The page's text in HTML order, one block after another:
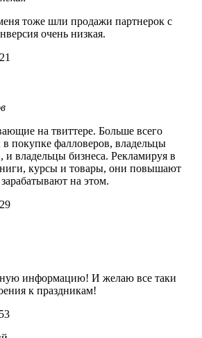
тоже шли продажи партнерок с
очень низкая.
на твиттере. Больше всего
в покупке фалловеров, владельцы
и владельцы бизнеса. Рекламируя в
курсы и товары, они повышают
на этом.
информацию! И желаю все таки
к праздникам!